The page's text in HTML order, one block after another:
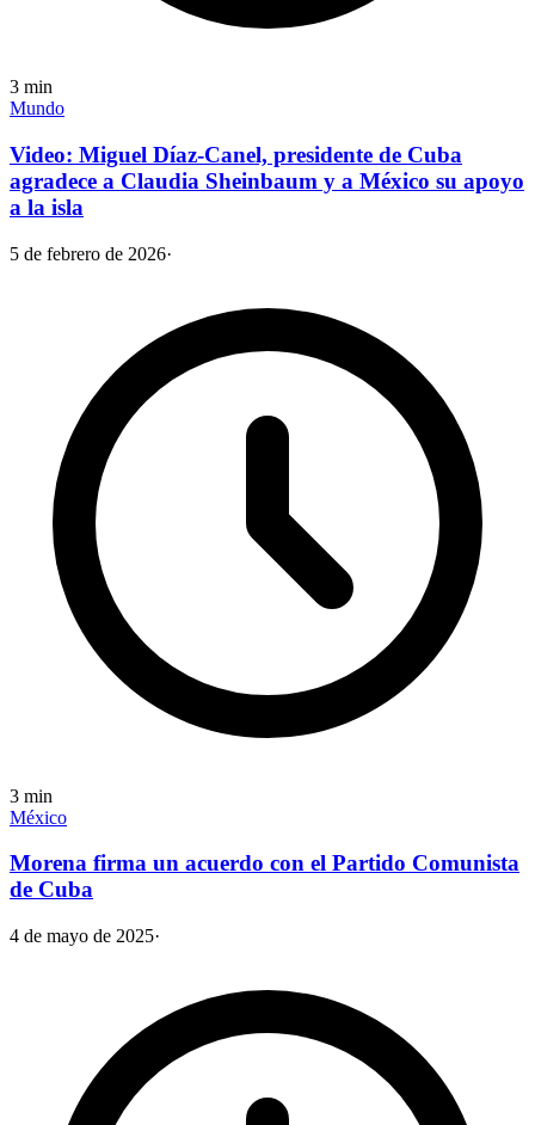
3 min
Mundo
Video: Miguel Díaz-Canel, presidente de Cuba
agradece a Claudia Sheinbaum y a México su apoyo
a la isla
5 de febrero de 2026·
3 min
México
Morena firma un acuerdo con el Partido Comunista
de Cuba
4 de mayo de 2025·